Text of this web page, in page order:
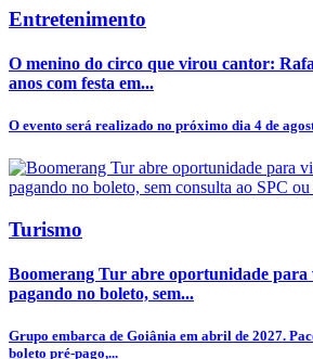
Entretenimento
O menino do circo que virou cantor:
anos com festa em...
O evento será realizado no próximo dia 4 de
Turismo
Boomerang Tur abre oportunidade
pagando no boleto, sem...
Grupo embarca de Goiânia em abril de 2027.
boleto pré-pago,...